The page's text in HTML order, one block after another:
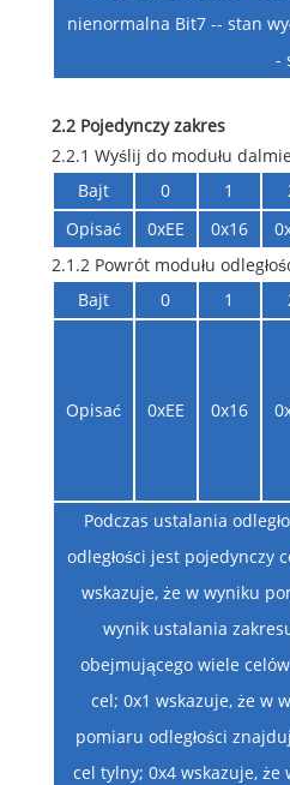
nienormalna Bit7 -- stan
-
2.2 Pojedynczy zakres
2.2.1 Wyślij do modułu
Bajt
0 1
Opisać
0xEE 0x16
2.1.2 Powrót modułu
Bajt
0 1
Opisać 0xEE 0x16
Podczas ustalania
odległości jest pojedynczy
wskazuje, że w wyniku
wynik ustalania
obejmującego wiele
cel; 0x1 wskazuje, że w
pomiaru odległości
cel tylny; 0x4 wskazuje,